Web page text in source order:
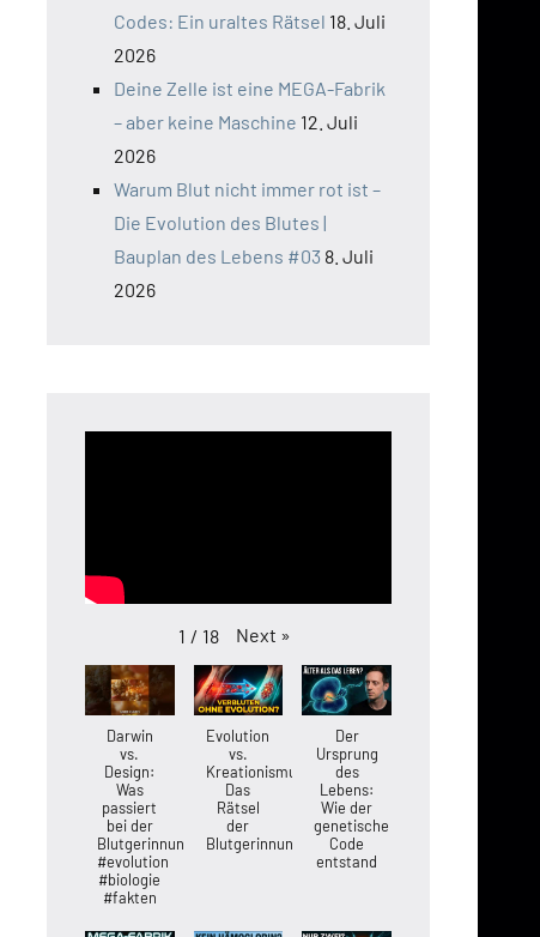
Codes: Ein uraltes Rätsel 18. Juli
2026
Deine Zelle ist eine MEGA-Fabrik
– aber keine Maschine 12. Juli
2026
Warum Blut nicht immer rot ist –
Die Evolution des Blutes |
Bauplan des Lebens #03 8. Juli
2026
1 / 18 Next »
Darwin
vs.
Design:
Was
passiert
bei der
Blutgerinnung?
#evolution
#biologie
#fakten
Evolution
vs.
Kreationismus:
Das
Rätsel
der
Blutgerinnung
Der
Ursprung
des
Lebens:
Wie der
genetische
Code
entstand